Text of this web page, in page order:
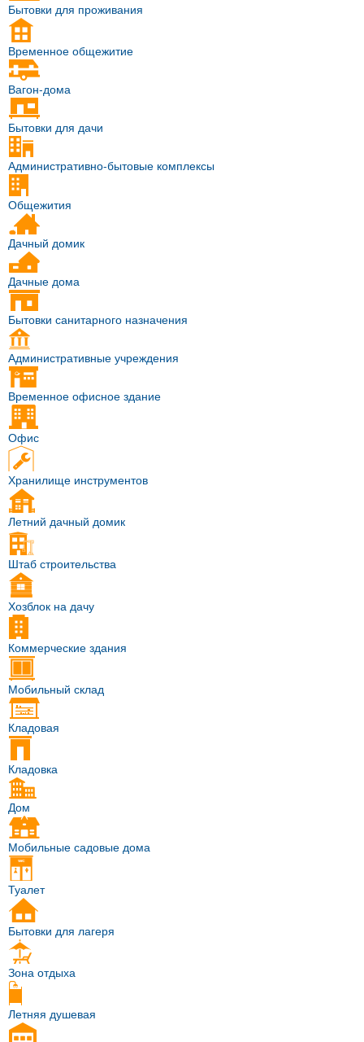
Бытовки для проживания
Временное общежитие
Вагон-дома
Бытовки для дачи
Административно-бытовые комплексы
Общежития
Дачный домик
Дачные дома
Бытовки санитарного назначения
Административные учреждения
Временное офисное здание
Офис
Хранилище инструментов
Летний дачный домик
Штаб строительства
Хозблок на дачу
Коммерческие здания
Мобильный склад
Кладовая
Кладовка
Дом
Мобильные садовые дома
Туалет
Бытовки для лагеря
Зона отдыха
Летняя душевая